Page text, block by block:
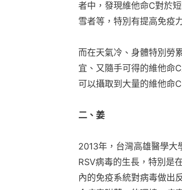
者中，發現維他命C對於
雪者等，特別有提高免疫
而在天氣冷、身體特別勞
宜、又隨手可得的維他命
可以攝取到大量的維他命
二、姜
2013年，台灣高雄醫學大
RSV病毒的生長，特別是
內的免疫系統對病毒做出